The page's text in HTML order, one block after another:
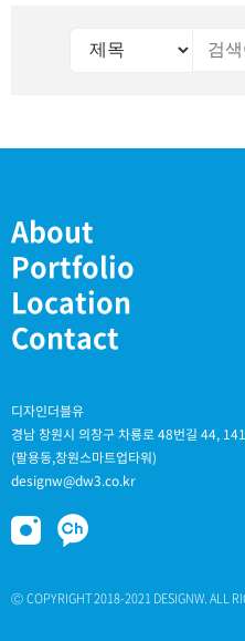
About
Portfolio
Location
Contact
디자인더블유
경남 창원시 의창구 차룡로 48번길 44,
(팔용동,창원스마트업타워)
designw@dw3.co.kr
ⓒcopyright 2018-2021 designw. all